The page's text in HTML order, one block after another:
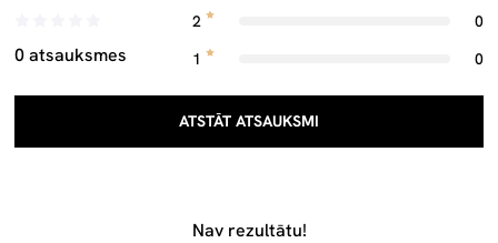
0 atsauksmes
2
0
1
0
ATSTĀT ATSAUKSMI
Nav rezultātu!